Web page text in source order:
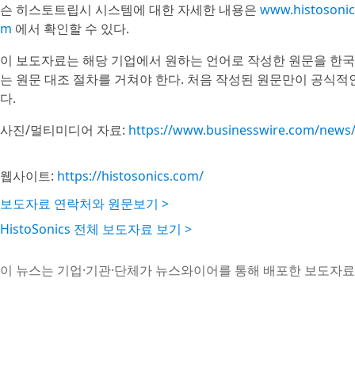
슨 히스토트립시 시스템에 대한 자세한 내용은
m 에서 확인할 수 있다.
이 보도자료는 해당 기업에서 원하는 언어로 작성한 원문을 한
는 원문 대조 절차를 거쳐야 한다. 처음 작성된 원문만이 공식
다.
사진/멀티미디어 자료: https://www.businesswire.com/
웹사이트: https://histosonics.com/
보도자료 연락처와 원문보기 >
HistoSonics 전체 보도자료 보기 >
이 뉴스는 기업·기관·단체가 뉴스와이어를 통해 배포한 보도자